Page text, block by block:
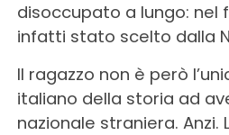
disoccupato a lungo: nel
infatti stato scelto dalla
Il ragazzo non è però
italiano della storia ad
nazionale straniera. Anzi.